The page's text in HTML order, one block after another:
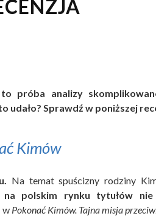
próba analizy
udało? Sprawdź w poniższej
Kimów
Na temat spuścizny rodziny
polskim rynku tytułów nie
w Pokonać Kimów. Tajna misja